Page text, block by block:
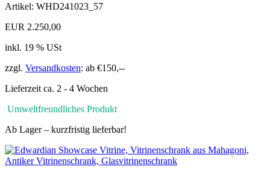
Artikel: WHD241023_57
EUR 2.250,00
inkl. 19 % USt
zzgl. Versandkosten: ab €150,--
Lieferzeit ca. 2 - 4 Wochen
Umweltfreundliches Produkt
Ab Lager – kurzfristig lieferbar!